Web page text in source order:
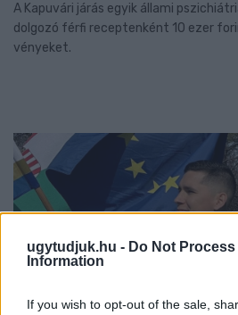
ugytudjuk.hu - Do Not Process
Information
If you wish to opt-out of the sale,
A Kapuvári járás egyik állami
dolgozó férfi receptenként 10 ezer
vényeket.